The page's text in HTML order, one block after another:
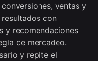
ventas y
con
y recomendaciones
de mercadeo.
y repite el